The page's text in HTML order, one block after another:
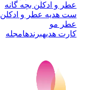
عطر و ادکلن بچه گانه
ست هدیه عطر و ادکلن
عطر مو
کارت هدیهبرندهامجله